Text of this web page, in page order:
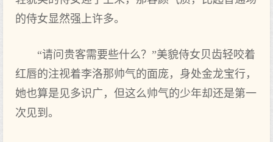
的侍女显然强上许多。
“请问贵客需要些什么？”美貌侍女贝齿轻咬着
红唇的注视着李洛那帅气的面庞，身处金龙宝行，
她也算是见多识广，但这么帅气的少年却还是第一
次见到。